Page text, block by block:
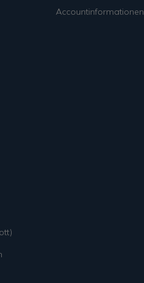
Accountinformationen